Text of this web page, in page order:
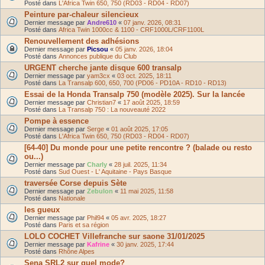
Posté dans L'Africa Twin 650, 750 (RD03 - RD04 - RD07)
Peinture par-chaleur silencieux
Dernier message par Andre610 « 07 janv. 2026, 08:31
Posté dans Africa Twin 1000cc & 1100 - CRF1000L/CRF1100L
Renouvellement des adhésions
Dernier message par Picsou « 05 janv. 2026, 18:04
Posté dans Annonces publique du Club
URGENT cherche jante disque 600 transalp
Dernier message par yam3cx « 03 oct. 2025, 18:11
Posté dans La Transalp 600, 650, 700 (PD06 - PD10A - RD10 - RD13)
Essai de la Honda Transalp 750 (modèle 2025). Sur la lancée
Dernier message par Christian7 « 17 août 2025, 18:59
Posté dans La Transalp 750 : La nouveauté 2022
Pompe à essence
Dernier message par Serge « 01 août 2025, 17:05
Posté dans L'Africa Twin 650, 750 (RD03 - RD04 - RD07)
[64-40] Du monde pour une petite rencontre ? (balade ou resto
ou...)
Dernier message par Charly « 28 juil. 2025, 11:34
Posté dans Sud Ouest - L' Aquitaine - Pays Basque
traversée Corse depuis Sète
Dernier message par Zebulon « 11 mai 2025, 11:58
Posté dans Nationale
les gueux
Dernier message par Phil94 « 05 avr. 2025, 18:27
Posté dans Paris et sa région
LOLO COCHET Villefranche sur saone 31/01/2025
Dernier message par Kafrine « 30 janv. 2025, 17:44
Posté dans Rhône Alpes
Sena SRL2 sur quel mode?